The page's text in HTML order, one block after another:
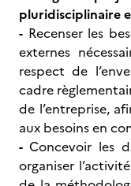
pluridisciplinaire
- Recenser les
externes
respect de
cadre
de l’entreprise,
aux besoins en
- Concevoir les
organiser